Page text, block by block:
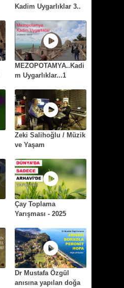
Kadim Uygarlıklar 3..
MEZOPOTAMYA..Kadi
m Uygarlıklar...1
Zeki Salihoğlu / Müzik
ve Yaşam
Çay Toplama
Yarışması - 2025
Dr Mustafa Özgül
anısına yapılan doğa